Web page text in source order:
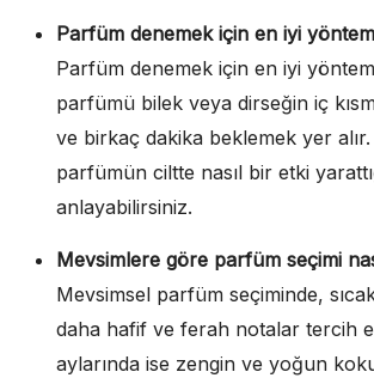
Parfüm denemek için en iyi
Parfüm denemek için en iyi
parfümü bilek veya dirseğin iç
ve birkaç dakika beklemek yer
parfümün ciltte nasıl bir etki
anlayabilirsiniz.
Mevsimlere göre parfüm seçimi
Mevsimsel parfüm seçiminde,
daha hafif ve ferah notalar tercih
aylarında ise zengin ve yoğun